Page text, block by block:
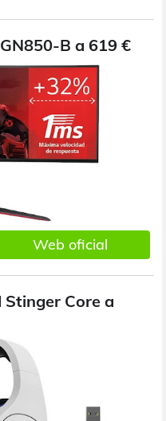
B a 619 €
Web oficial
Stinger Core a